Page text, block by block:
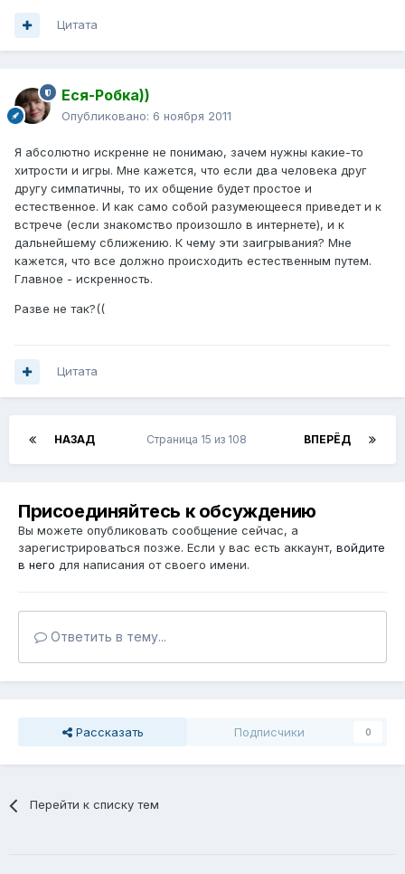
Цитата
Еся-Робка))
Опубликовано: 6 ноября 2011
Я абсолютно искренне не понимаю, зачем нужны какие-то
хитрости и игры. Мне кажется, что если два человека друг
другу симпатичны, то их общение будет простое и
естественное. И как само собой разумеющееся приведет и к
встрече (если знакомство произошло в интернете), и к
дальнейшему сближению. К чему эти заигрывания? Мне
кажется, что все должно происходить естественным путем.
Главное - искренность.
Разве не так?((
Цитата
НАЗАД ВПЕРЁД
Страница 15 из 108
Присоединяйтесь к обсуждению
Вы можете опубликовать сообщение сейчас, а
зарегистрироваться позже. Если у вас есть аккаунт, войдите
в него для написания от своего имени.
Ответить в тему...
Рассказать Подписчики 0
Перейти к списку тем